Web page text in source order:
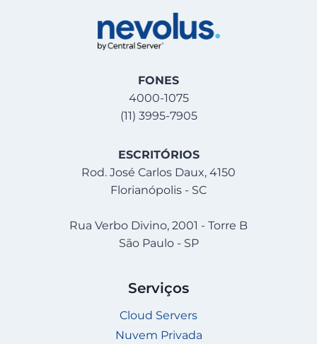
FONES
4000-1075
(11) 3995-7905
ESCRITÓRIOS
Rod. José Carlos Daux, 4150
Florianópolis - SC
Rua Verbo Divino, 2001 - Torre B
São Paulo - SP
Serviços
Cloud Servers
Nuvem Privada